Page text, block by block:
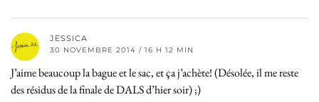
JESSICA
30 NOVEMBRE 2014 / 16 H 12 MIN
J’aime beaucoup la bague et le sac, et ça j’achète! (Désolée, il me reste
des résidus de la finale de DALS d’hier soir) ;)